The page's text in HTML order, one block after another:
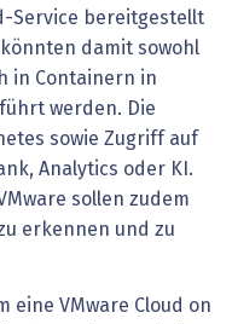
Service bereitgestellt
damit sowohl
in Containern in
werden. Die
sowie Zugriff auf
Analytics oder KI.
sollen zudem
erkennen und zu
eine VMware Cloud on